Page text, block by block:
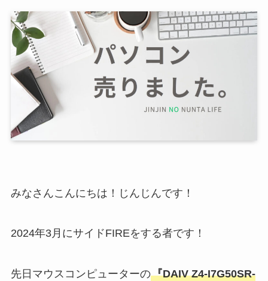
みなさんこんにちは！じんじんです！
2024年3月にサイドFIREをする者です！
先日マウスコンピューターの『DAIV Z4-I7G50SR-